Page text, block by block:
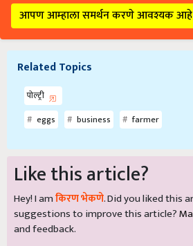
आपण आम्हाला समर्थन करणे आवश्यक
Related Topics
पोल्ट्री
eggs
business farmer
Like this article?
Hey! I amकिरण भेकणे. Did you liked this
suggestions to improve this article?
and feedback.